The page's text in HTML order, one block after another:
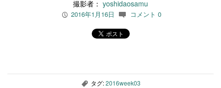
撮影者： yoshidaosamu
P 2016年1月16日 c コメント 0
, タグ:2016week03